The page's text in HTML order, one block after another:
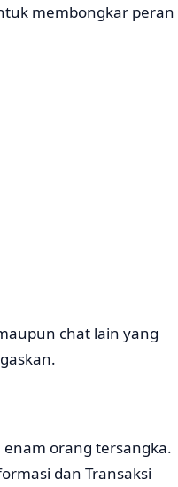
membongkar peran
chat lain yang
orang tersangka.
dan Transaksi